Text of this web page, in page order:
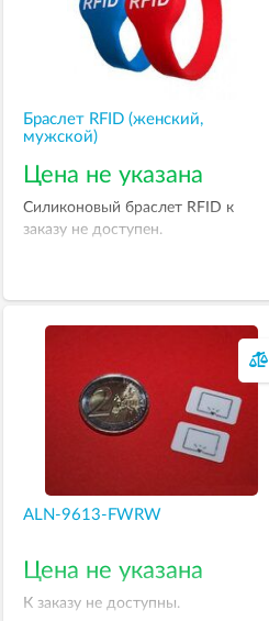
Браслет RFID (женский,
мужской)
Цена не указана
Силиконовый браслет RFID к
заказу не доступен.
ALN-9613-FWRW
Цена не указана
К заказу не доступны.